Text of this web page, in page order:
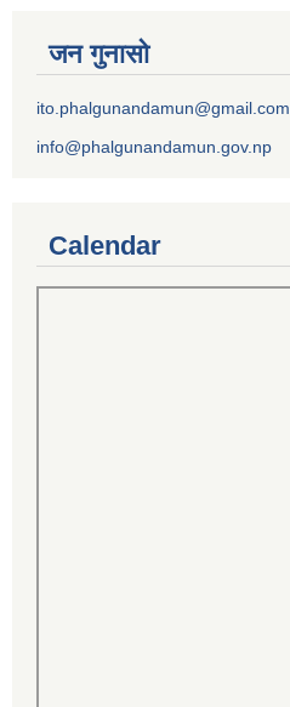
जन गुनासो
ito.phalgunandamun@gmail.com
info@phalgunandamun.gov.np
Calendar